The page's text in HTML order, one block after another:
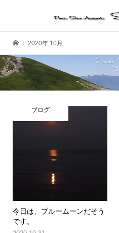
2020年 10月
ブログ
今日は、ブルームーンだそう
です。